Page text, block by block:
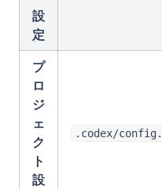
設
定
プ
ロ
ジ
ェ
ク
ト
設
.codex/